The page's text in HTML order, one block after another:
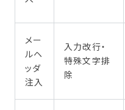
メー
ルヘ
ッダ
注入
入力改行・
特殊文字排
除